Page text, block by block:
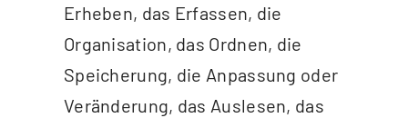
Erheben, das Erfassen, die
Organisation, das Ordnen, die
Speicherung, die Anpassung oder
Veränderung, das Auslesen, das